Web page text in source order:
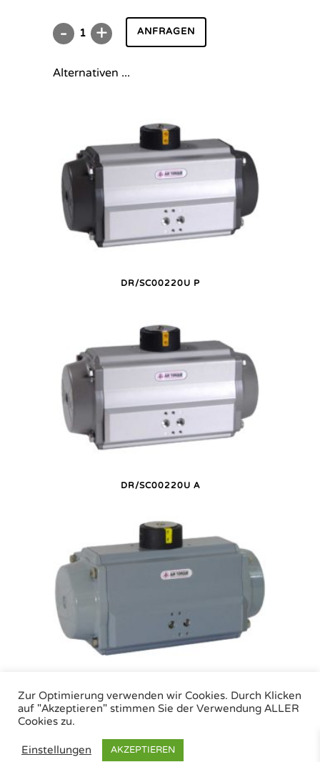
DR/SC00220U ANFRAGEN
Alternativen ...
DR/SC00220U P
DR/SC00220U A
Air Torque GmbH - Pneumatische Antriebe | Tel.: +49 (0)7243 59 34-0 | eMail:
Zur Optimierung verwenden wir Cookies. Durch Klicken
auf "Akzeptieren" stimmen Sie der Verwendung ALLER
Cookies zu.
Einstellungen AKZEPTIEREN